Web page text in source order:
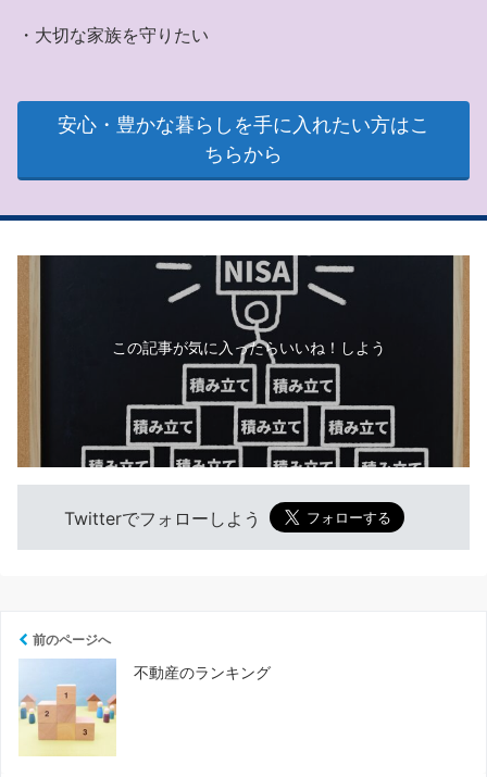
・大切な家族を守りたい
安心・豊かな暮らしを手に入れたい方はこ
ちらから
この記事が気に入ったらいいね！しよう
Twitterでフォローしよう
前のページへ
不動産のランキング